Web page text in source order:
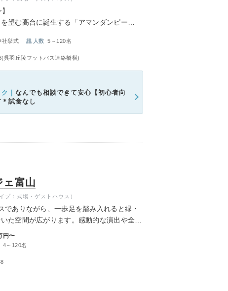
ムービーショップ一覧
望む高台に誕生する「アマンダンピー
エディングを。
社挙式 人数
5～120名
呉羽丘陵フットパス連絡橋横)
｜ なんでも相談できて安心【初心者向
試食なし
ェ富山
でありながら、一歩足を踏み入れると緑・
た空間が広がります。感動的な演出や全館
りの憧れと大切なゲストへのおもてなしを
プ：式場・ゲストハウス）
円〜
4～120名